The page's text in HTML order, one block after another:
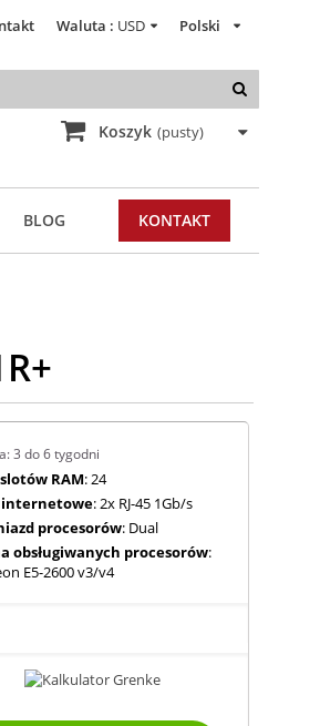
Polski
Waluta : USD
Koszyk (pusty)
BLOG KONTAKT
3 do 6 tygodni
RAM: 24
internetowe: 2x RJ-45 1Gb/s
procesorów: Dual
obsługiwanych procesorów:
E5-2600 v3/v4